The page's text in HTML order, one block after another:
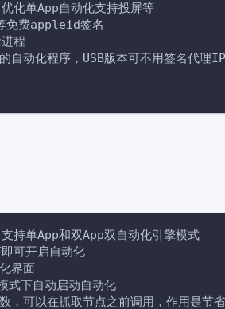
化单App自动化支持投屏等
免费appleid签名
程
自动化程序，USB版本可不用签名代理
持单App和双App双自动化引擎模式
可开启自动化
界面
下自动启动自动化
可以在抓取节点之前调用，作用是节